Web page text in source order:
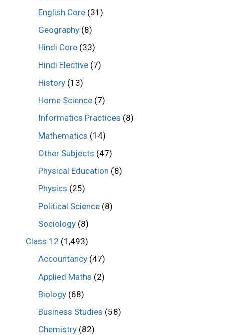
English Core (31)
Geography (8)
Hindi Core (33)
Hindi Elective (7)
History (13)
Home Science (7)
Informatics Practices (8)
Mathematics (14)
Other Subjects (47)
Physical Education (8)
Physics (25)
Political Science (8)
Sociology (8)
Class 12 (1,493)
Accountancy (47)
Applied Maths (2)
Biology (68)
Business Studies (58)
Chemistry (82)